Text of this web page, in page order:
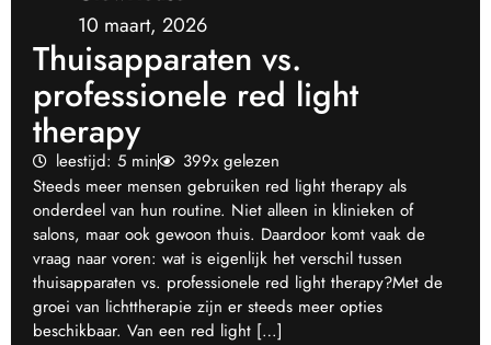
10 maart, 2026
Thuisapparaten vs.
professionele red light
therapy
leestijd: 5 min
399x gelezen
Steeds meer mensen gebruiken red light therapy als
onderdeel van hun routine. Niet alleen in klinieken of
salons, maar ook gewoon thuis. Daardoor komt vaak de
vraag naar voren: wat is eigenlijk het verschil tussen
thuisapparaten vs. professionele red light therapy?Met de
groei van lichttherapie zijn er steeds meer opties
beschikbaar. Van een red light […]